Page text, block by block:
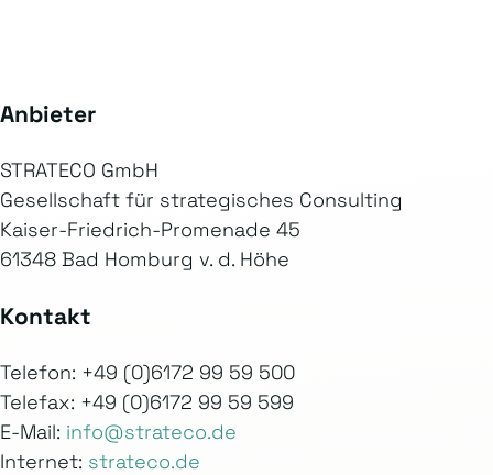
Anbieter
STRATECO GmbH
Gesellschaft für strategisches Consulting
Kaiser-Friedrich-Promenade 45
61348 Bad Homburg v. d. Höhe
Kontakt
Telefon: +49 (0)6172 99 59 500
Telefax: +49 (0)6172 99 59 599
E-Mail: info@strateco.de
Internet: strateco.de